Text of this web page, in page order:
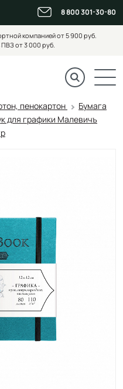
8 800 301-30-80
компанией от 5 900 руб.
от 3 000 руб.
пенокартон
Бумага
для графики Малевичъ